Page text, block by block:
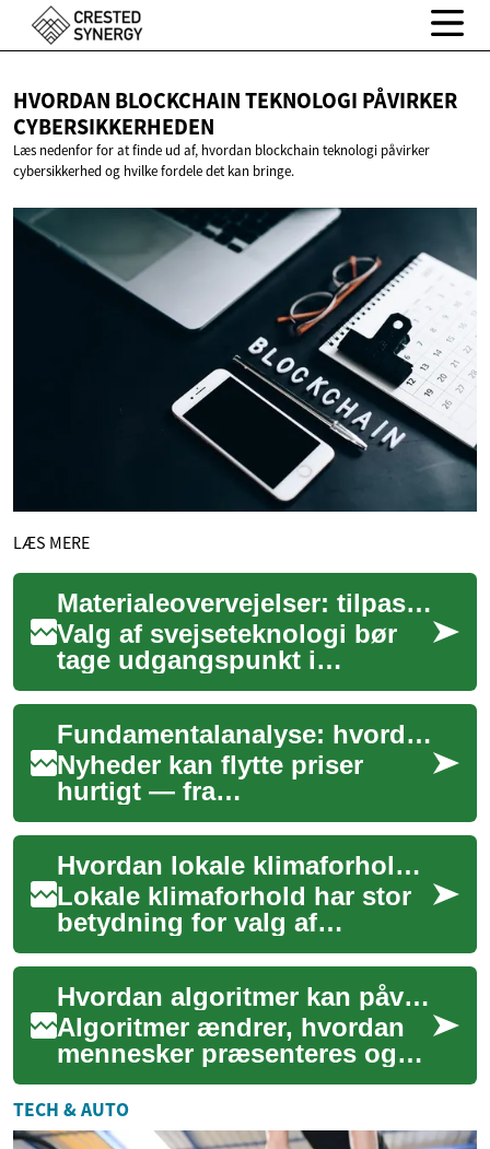
HVORDAN BLOCKCHAIN TEKNOLOGI PÅVIRKER
CYBERSIKKERHEDEN
Læs nedenfor for at finde ud af, hvordan blockchain teknologi påvirker
cybersikkerhed og hvilke fordele det kan bringe.
LÆS MERE
Materialeovervejelser: tilpas teknologi til stål, aluminium og rustfrit
Valg af svejseteknologi bør
tage udgangspunkt i
materialets egenskaber: stål,
aluminium og rustfrit stål
stiller fors...
Fundamentalanalyse: hvordan nyheder påvirker markedspriser
Nyheder kan flytte priser
hurtigt — fra
virksomhedsspecifikke
meddelelser til
makroøkonomiske data.
Denne artikel for...
Hvordan lokale klimaforhold påvirker valg af udendørs varmeløsning
Lokale klimaforhold har stor
betydning for valg af
udendørs varmeløsning.
Artiklen gennemgår, hvordan
design, isoleri...
Hvordan algoritmer kan påvirke matchforslag globalt
Algoritmer ændrer, hvordan
mennesker præsenteres og
matches på digitale platforme
verden over. Denne artikel
undersøg...
TECH & AUTO